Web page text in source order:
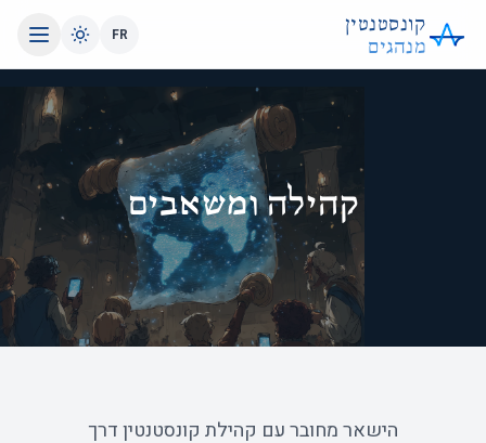
קונסטנטין
מנהגים
FR
קהילה ומשאבים
הישאר מחובר עם קהילת קונסטנטין דרך